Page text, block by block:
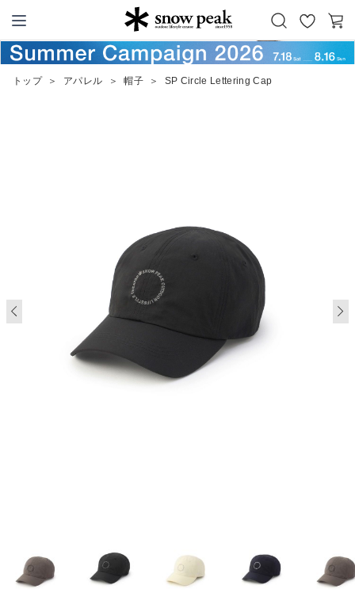
Snow Peak
お
気
カ
ー
トップ ＞ アパレル ＞ 帽子 ＞ SP Circle Lettering Cap